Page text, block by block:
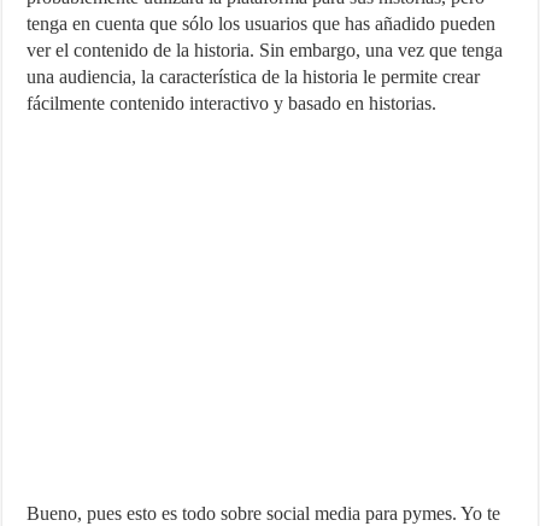
tenga en cuenta que sólo los usuarios que has añadido pueden
ver el contenido de la historia. Sin embargo, una vez que tenga
una audiencia, la característica de la historia le permite crear
fácilmente contenido interactivo y basado en historias.
Bueno, pues esto es todo sobre social media para pymes. Yo te